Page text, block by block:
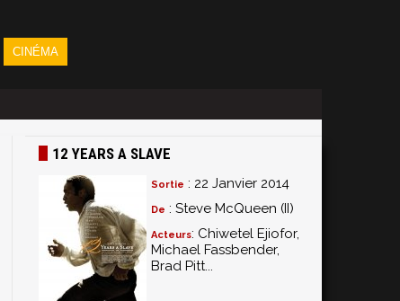
CINÉMA
12 YEARS A SLAVE
Sortie : 22 Janvier 2014
De : Steve McQueen (II)
Acteurs: Chiwetel Ejiofor,
Michael Fassbender,
Brad Pitt...